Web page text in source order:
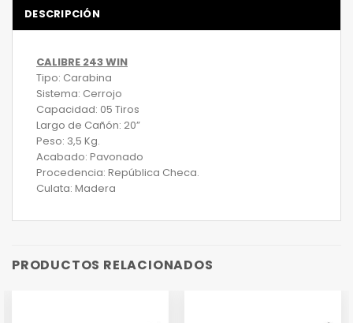
DESCRIPCIÓN
CALIBRE 243 WIN
Tipo: Carabina
Sistema: Cerrojo
Capacidad: 05 Tiros
Largo de Cañón: 20”
Peso: 3,5 Kg.
Acabado: Pavonado
Procedencia: República Checa.
Culata: Madera
PRODUCTOS RELACIONADOS